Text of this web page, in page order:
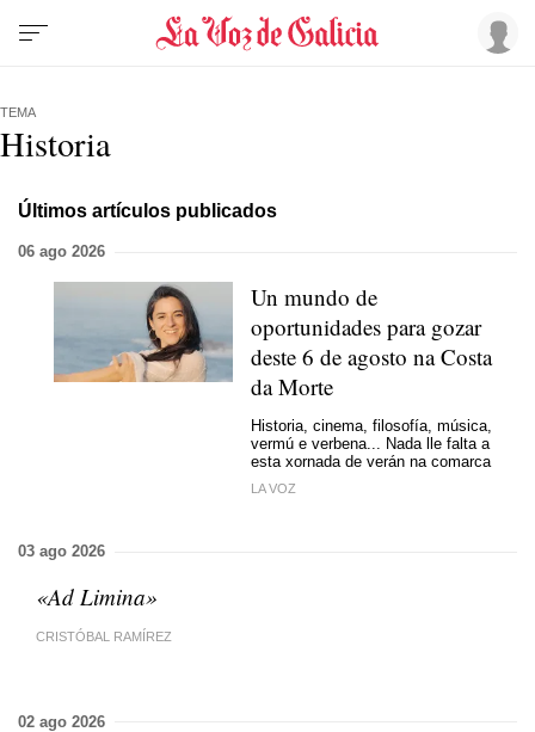
TEMA
Historia
Últimos artículos publicados
06 ago 2026
Un mundo de
oportunidades para gozar
deste 6 de agosto na Costa
da Morte
Historia, cinema, filosofía, música,
vermú e verbena... Nada lle falta a
esta xornada de verán na comarca
LA VOZ
03 ago 2026
«Ad Limina»
CRISTÓBAL RAMÍREZ
02 ago 2026